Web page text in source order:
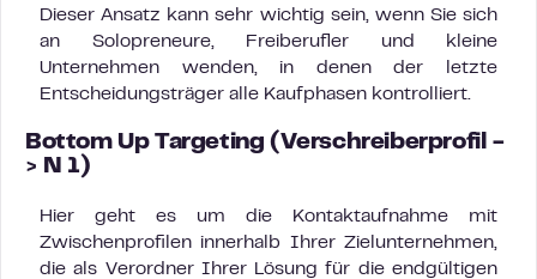
Dieser Ansatz kann sehr wichtig sein, wenn Sie sich
an Solopreneure, Freiberufler und kleine
Unternehmen wenden, in denen der letzte
Entscheidungsträger alle Kaufphasen kontrolliert.
Bottom Up Targeting (Verschreiberprofil -
> N 1)
Hier geht es um die Kontaktaufnahme mit
Zwischenprofilen innerhalb Ihrer Zielunternehmen,
die als Verordner Ihrer Lösung für die endgültigen